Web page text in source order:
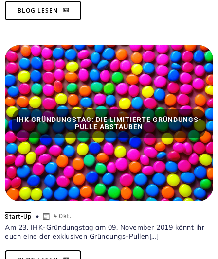
BLOG LESEN
IHK GRÜNDUNGSTAG: DIE LIMITIERTE GRÜNDUNGS-
PULLE ABSTAUBEN
Start-Up 4 Okt.
Am 23. IHK-Gründungstag am 09. November 2019 könnt ihr
euch eine der exklusiven Gründungs-Pullen[…]